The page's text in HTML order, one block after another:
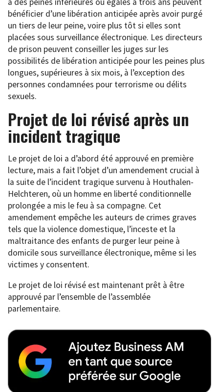
bénéficier d’une libération anticipée après avoir purgé
un tiers de leur peine, voire plus tôt si elles sont
placées sous surveillance électronique. Les directeurs
de prison peuvent conseiller les juges sur les
possibilités de libération anticipée pour les peines plus
longues, supérieures à six mois, à l’exception des
personnes condamnées pour terrorisme ou délits
sexuels.
Projet de loi révisé après un
incident tragique
Le projet de loi a d’abord été approuvé en première
lecture, mais a fait l’objet d’un amendement crucial à
la suite de l’incident tragique survenu à Houthalen-
Helchteren, où un homme en liberté conditionnelle
prolongée a mis le feu à sa compagne. Cet
amendement empêche les auteurs de crimes graves
tels que la violence domestique, l’inceste et la
maltraitance des enfants de purger leur peine à
domicile sous surveillance électronique, même si les
victimes y consentent.
Le projet de loi révisé est maintenant prêt à être
approuvé par l’ensemble de l’assemblée
parlementaire.